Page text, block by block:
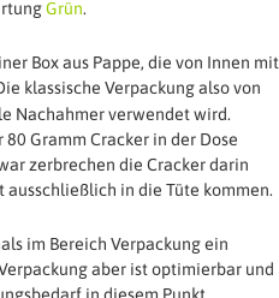
Grün.
Box aus Pappe, die von Innen mit
klassische Verpackung also von
Nachahmer verwendet wird.
Gramm Cracker in der Dose
zerbrechen die Cracker darin
ausschließlich in die Tüte kommen.
im Bereich Verpackung ein
aber ist optimierbar und